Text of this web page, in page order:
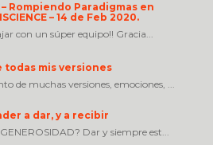
Rompiendo Paradigmas en
– 14 de Feb 2020.
con un súper equipo!! Gracia...
todas mis versiones
de muchas versiones, emociones, ...
a dar, y a recibir
Dar y siempre est...